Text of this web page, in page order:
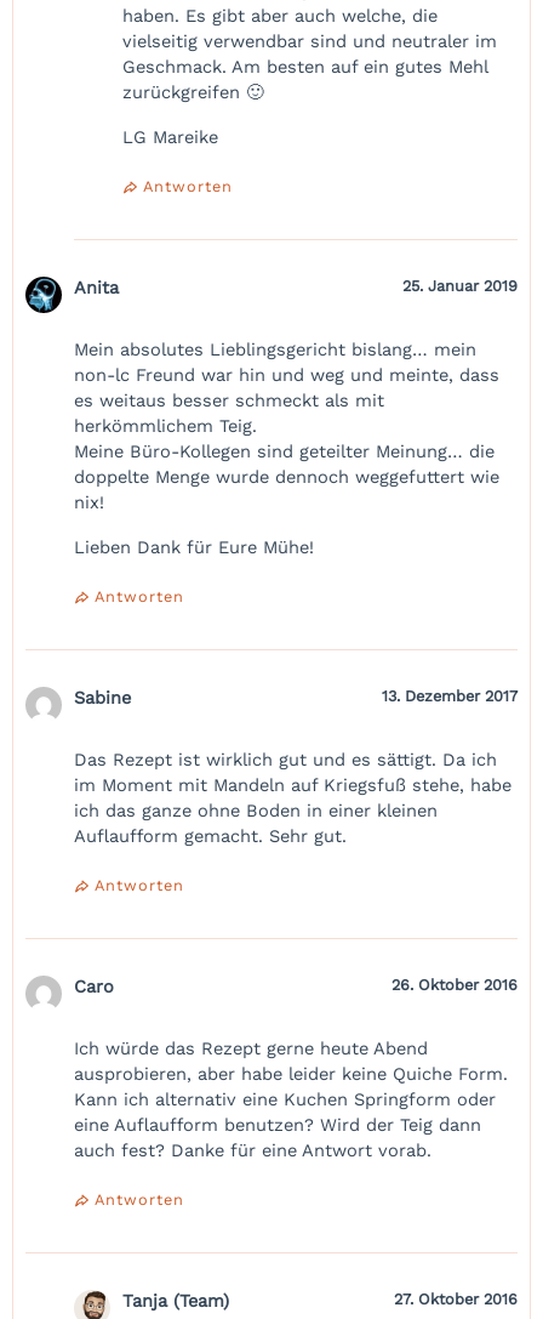
haben. Es gibt aber auch welche, die
vielseitig verwendbar sind und neutraler im
Geschmack. Am besten auf ein gutes Mehl
zurückgreifen 🙂
LG Mareike
Antworten
Anita 25. Januar 2019
Mein absolutes Lieblingsgericht bislang… mein
non-lc Freund war hin und weg und meinte, dass
es weitaus besser schmeckt als mit
herkömmlichem Teig.
Meine Büro-Kollegen sind geteilter Meinung… die
doppelte Menge wurde dennoch weggefuttert wie
nix!
Lieben Dank für Eure Mühe!
Antworten
Sabine 13. Dezember 2017
Das Rezept ist wirklich gut und es sättigt. Da ich
im Moment mit Mandeln auf Kriegsfuß stehe, habe
ich das ganze ohne Boden in einer kleinen
Auflaufform gemacht. Sehr gut.
Antworten
Caro 26. Oktober 2016
Ich würde das Rezept gerne heute Abend
ausprobieren, aber habe leider keine Quiche Form.
Kann ich alternativ eine Kuchen Springform oder
eine Auflaufform benutzen? Wird der Teig dann
auch fest? Danke für eine Antwort vorab.
Antworten
Tanja (Team) 27. Oktober 2016